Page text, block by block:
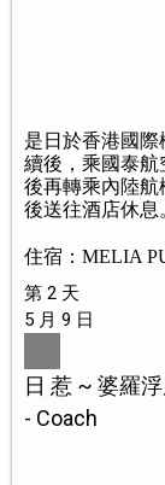
是日於香港國
續後，乘國泰航
後再轉乘內陸航
後送往酒店休息
住宿：MELIA
第 2 天
5 月 9 日
日 惹 ~ 婆羅
- Coach